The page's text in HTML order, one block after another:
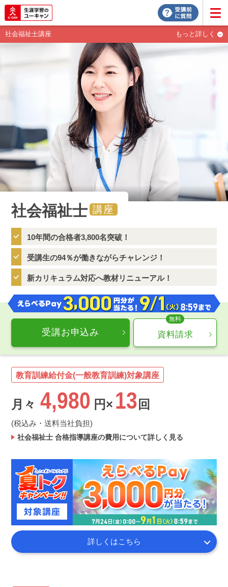
社会福祉士講座 もっと詳しく
社会福祉士 講座
10年間の合格者3,800名突破！
受講生の94％が働きながらチャレンジ！
新カリキュラム対応へ教材リニューアル！
受講お申込み 資料請求
教育訓練給付金(一般教育訓練)対象講座
月々 4,980 円× 13 回
(税込み・送料当社負担)
社会福祉士 合格指導講座の費用について詳しく見る
詳しくはこちら